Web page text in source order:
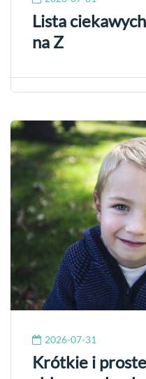
Lista
na Z
2026-07-31
Krótkie i